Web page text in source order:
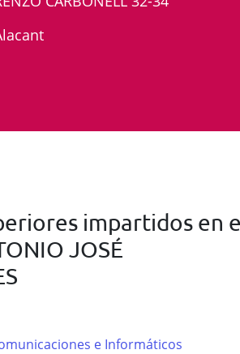
impartidos en
JOSÉ
e Informáticos